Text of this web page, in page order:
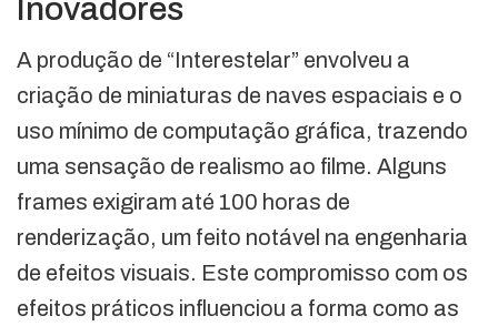
Inovadores
A produção de “Interestelar” envolveu a
criação de miniaturas de naves espaciais e o
uso mínimo de computação gráfica, trazendo
uma sensação de realismo ao filme. Alguns
frames exigiram até 100 horas de
renderização, um feito notável na engenharia
de efeitos visuais. Este compromisso com os
efeitos práticos influenciou a forma como as